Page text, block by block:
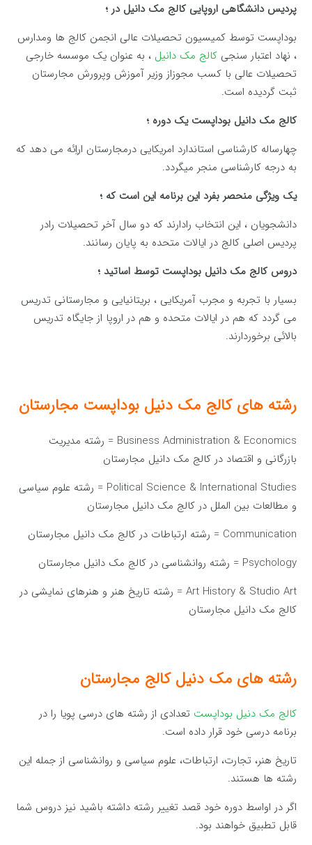
پردیس دانشگاهی اروپایی کالج مک دانیل در ؛
بوداپست توسط کمیسیون تحصیلات عالی انجمن کالج ها ومدارس
، نهاد اعتبار سنجیکالج مک دانیل ، به عنوان یک موسسه خارجی
تحصیلات عالی با کسب مجوزاز وزیر آموزش وپرورش مجارستان
ثبت گردیده است.
کالج مک دانیل بوداپست یک دوره ؛
چهارساله کارشناسی استاندارد امریکایی درمجارستان اراِئه می دهد که
به درجه کارشناسی منجر میگردد.
یک ویژگی منحصر بفرد این برنامه این است که ؛
دانشجویان ، این انتخاب رادارند که دو سال آخر تحصیلات رادر
پردیس اصلی کالج در ایالات متحده به پایان رسانند.
دروس کالج مک دانیل بوداپست توسط اساتید ؛
بسیار با تجربه و مجرب آمریکایی ، بریتانیایی و مجارستانی تدریس
می گردد که هم در ایالات متحده و هم در اروپا از جایگاه تدریس
بالائی برخوردارند.
رشته های کالج مک دنیل بوداپست مجارستان
Business Administration & Economics = رشته مدیریت
بازرگانی و اقتصاد در کالج مک دانیل مجارستان
Political Science & International Studies = رشته علوم سیاسی
و مطالعات بین الملل در کالج مک دانیل مجارستان
Communication = رشته ارتباطات در کالج مک دانیل مجارستان
Psychology = رشته روانشناسی در کالج مک دانیل مجارستان
Art History & Studio Art = رشته تاریخ هنر و هنرهای نمایشی در
کالج مک دانیل مجارستان
رشته های مک دنیل کالج مجارستان
کالج مک دنیل بوداپست تعدادی از رشته های درسی پویا را در
برنامه درسی خود قرار داده است.
تاریخ هنر، تجارت، ارتباطات، علوم سیاسی و روانشناسی از جمله این
رشته ها هستند.
اگر در اواسط دوره خود قصد تغییر رشته داشته باشید نیز دروس شما
قابل تطبیق خواهند بود.